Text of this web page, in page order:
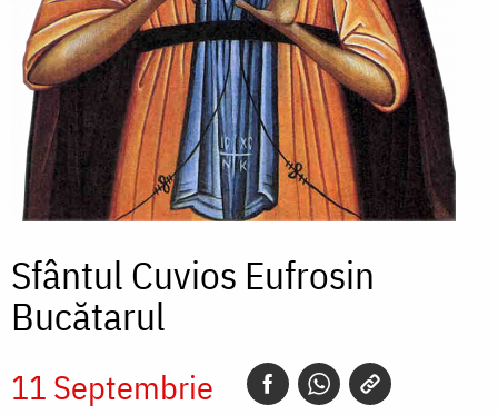
Sfântul Cuvios Eufrosin
Bucătarul
11 Septembrie